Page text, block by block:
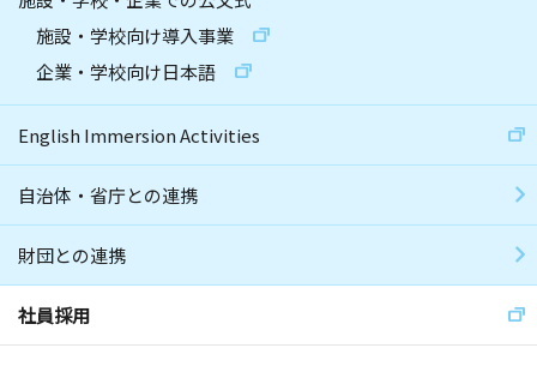
施設・学校向け導入事業
企業・学校向け日本語
English Immersion Activities
自治体・省庁との連携
財団との連携
社員採用